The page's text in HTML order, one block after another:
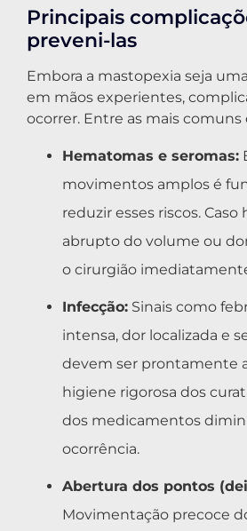
Principais
preveni-las
Embora a mastopexia seja
em mãos experientes,
ocorrer. Entre as mais comuns
Hematomas e seromas:
movimentos amplos é
reduzir esses riscos.
abrupto do volume ou
o cirurgião
Infecção: Sinais como
intensa, dor localizada e
devem ser prontamente
higiene rigorosa dos
dos medicamentos
ocorrência.
Abertura dos pontos
Movimentação precoce